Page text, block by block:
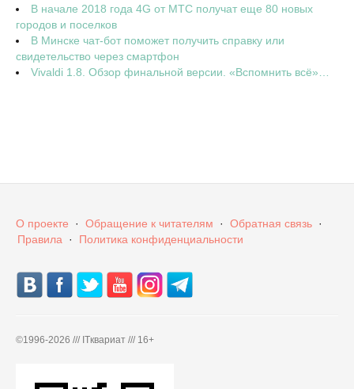
В начале 2018 года 4G от МТС получат еще 80 новых
городов и поселков
В Минске чат-бот поможет получить справку или
свидетельство через смартфон
Vivaldi 1.8. Обзор финальной версии. «Вспомнить всё»…
О проекте · Обращение к читателям · Обратная связь ·
Правила
· Политика конфиденциальности
©1996-2026 /// ITквариат /// 16+